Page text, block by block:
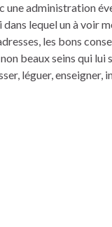
une administration
lequel un à voir
les bons
beaux seins qui
léguer, enseigner,